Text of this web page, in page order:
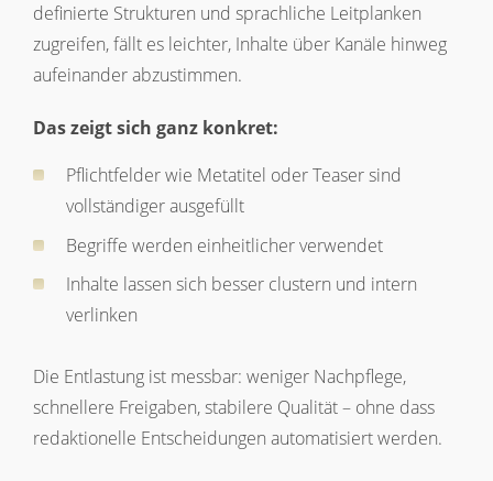
definierte Strukturen und sprachliche Leitplanken
zugreifen, fällt es leichter, Inhalte über Kanäle hinweg
aufeinander abzustimmen.
Das zeigt sich ganz konkret:
Pflichtfelder wie Metatitel oder Teaser sind
vollständiger ausgefüllt
Begriffe werden einheitlicher verwendet
Inhalte lassen sich besser clustern und intern
verlinken
Die Entlastung ist messbar: weniger Nachpflege,
schnellere Freigaben, stabilere Qualität – ohne dass
redaktionelle Entscheidungen automatisiert werden.